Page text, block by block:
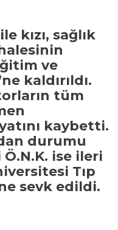
kızı, sağlık
ve
kaldırıldı.
tüm
kaybetti.
durumu
ise ileri
Tıp
sevk edildi.